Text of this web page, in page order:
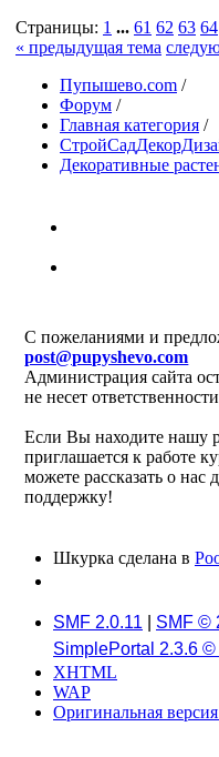
Страницы: 1 ... 61 62 63 64
« предыдущая тема
Пупышево.com /
Форум /
Главная категория /
Декоративные
C пожеланиями и
post@pupyshevo.com
Администрация сайта
не несет
Если Вы находите нашу
приглашается к работе
можете рассказать о нас
поддержку!
Шкурка сделана в
SMF 2.0.11 SMF ©
SimplePortal 2.3.6 ©
XHTML
WAP
Оригинальная